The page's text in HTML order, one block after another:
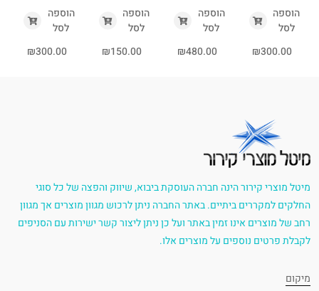
הוספה
לסל
₪300.00
הוספה
לסל
₪480.00
הוספה
לסל
₪150.00
הוספה
לסל
₪300.00
מיטל מוצרי קירור הינה חברה העוסקת ביבוא, שיווק והפצה של כל סוגי
החלקים למקררים ביתיים. באתר החברה ניתן לרכוש מגוון מוצרים אך מגוון
רחב של מוצרים אינו זמין באתר ועל כן ניתן ליצור קשר ישירות עם הסניפים
לקבלת פרטים נוספים על מוצרים אלו.
מיקום